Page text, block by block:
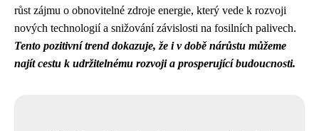
růst zájmu o obnovitelné zdroje energie, který vede k rozvoji
nových technologií a snižování závislosti na fosilních palivech.
Tento pozitivní trend dokazuje, že i v době nárůstu můžeme
najít cestu k udržitelnému rozvoji a prosperující budoucnosti.